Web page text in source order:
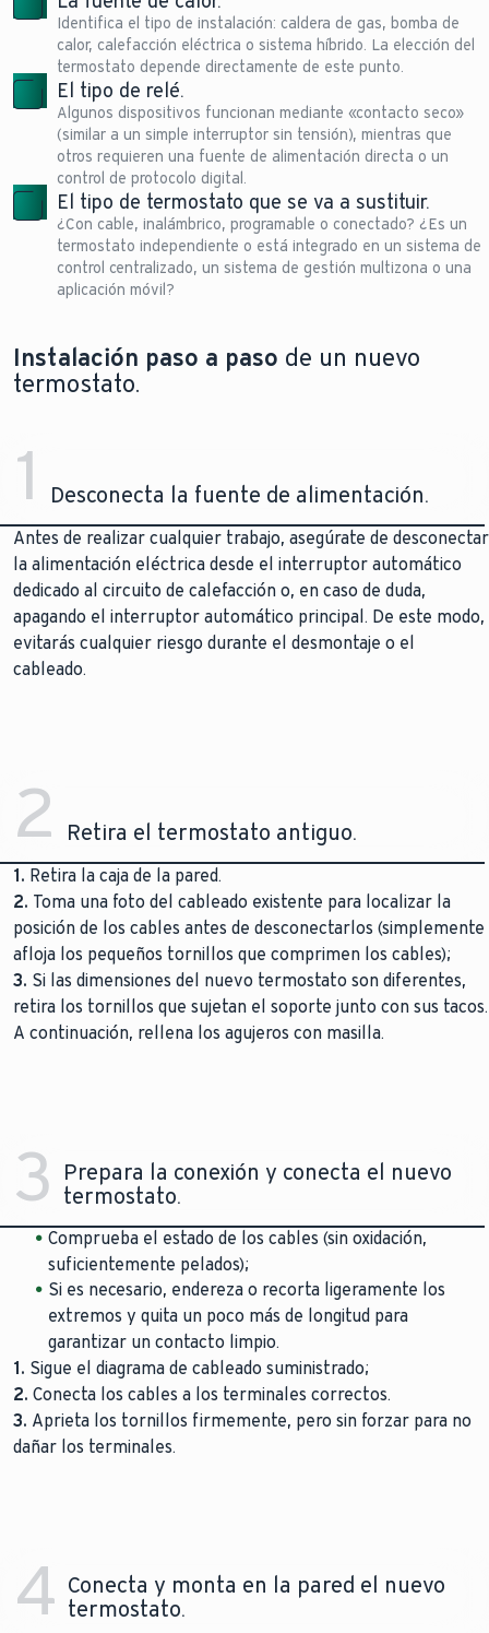
Identifica el tipo de instalación: caldera de gas, bomba de
calor, calefacción eléctrica o sistema híbrido. La elección del
termostato depende directamente de este punto.
El tipo de relé.
Algunos dispositivos funcionan mediante «contacto seco»
(similar a un simple interruptor sin tensión), mientras que
otros requieren una fuente de alimentación directa o un
control de protocolo digital.
El tipo de termostato que se va a sustituir.
¿Con cable, inalámbrico, programable o conectado? ¿Es un
termostato independiente o está integrado en un sistema de
control centralizado, un sistema de gestión multizona o una
aplicación móvil?
Instalación paso a paso de un nuevo
termostato.
1 Desconecta la fuente de alimentación.
Antes de realizar cualquier trabajo, asegúrate de desconectar
la alimentación eléctrica desde el interruptor automático
dedicado al circuito de calefacción o, en caso de duda,
apagando el interruptor automático principal. De este modo,
evitarás cualquier riesgo durante el desmontaje o el
cableado.
2 Retira el termostato antiguo.
1. Retira la caja de la pared.
2. Toma una foto del cableado existente para localizar la
posición de los cables antes de desconectarlos (simplemente
afloja los pequeños tornillos que comprimen los cables);
3. Si las dimensiones del nuevo termostato son diferentes,
retira los tornillos que sujetan el soporte junto con sus tacos.
A continuación, rellena los agujeros con masilla.
3
Prepara la conexión y conecta el nuevo
termostato.
Comprueba el estado de los cables (sin oxidación,
suficientemente pelados);
Si es necesario, endereza o recorta ligeramente los
extremos y quita un poco más de longitud para
garantizar un contacto limpio.
1. Sigue el diagrama de cableado suministrado;
2. Conecta los cables a los terminales correctos.
3. Aprieta los tornillos firmemente, pero sin forzar para no
dañar los terminales.
4 Conecta y monta en la pared el nuevo
termostato.